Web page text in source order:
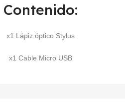
Contenido:
x1 Lápiz óptico Stylus
x1 Cable Micro USB